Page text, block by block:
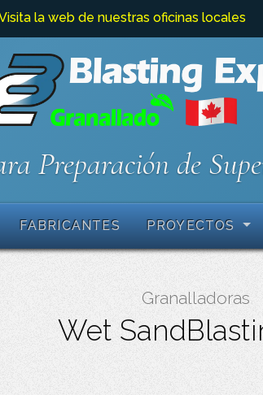
la web de nuestras oficinas locales
Preparación de
FABRICANTES PROYECTOS
Granalladoras
Wet